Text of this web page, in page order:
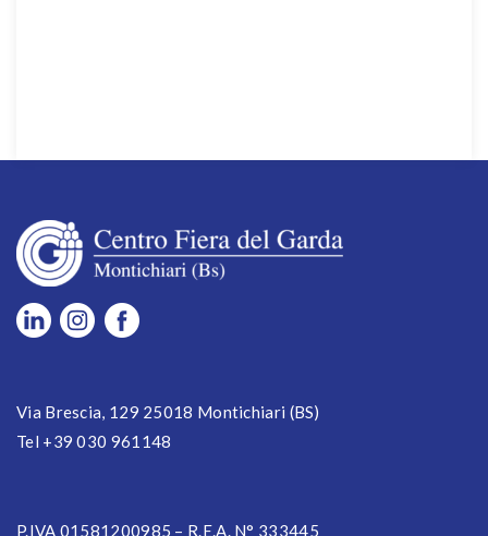
Via Brescia, 129 25018 Montichiari (BS)
Tel +39 030 961148
P.IVA 01581200985 – R.E.A. N° 333445